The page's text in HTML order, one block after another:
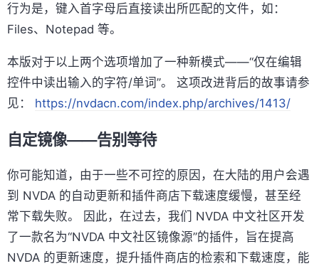
行为是，键入首字母后直接读出所匹配的文件，如：
Files、Notepad 等。
本版对于以上两个选项增加了一种新模式——“仅在编辑
控件中读出输入的字符/单词”。 这项改进背后的故事请参
见： https://nvdacn.com/index.php/archives/1413/
自定镜像——告别等待
你可能知道，由于一些不可控的原因，在大陆的用户会遇
到 NVDA 的自动更新和插件商店下载速度缓慢，甚至经
常下载失败。 因此，在过去，我们 NVDA 中文社区开发
了一款名为“NVDA 中文社区镜像源”的插件，旨在提高
NVDA 的更新速度，提升插件商店的检索和下载速度，能